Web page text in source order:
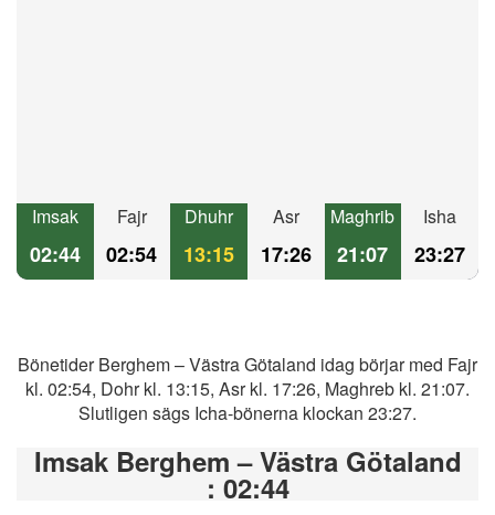
Imsak
02:44
Fajr
02:54
Dhuhr
13:15
Asr
17:26
Maghrib
21:07
Isha
23:27
Bönetider Berghem – Västra Götaland idag börjar med Fajr
kl. 02:54, Dohr kl. 13:15, Asr kl. 17:26, Maghreb kl. 21:07.
Slutligen sägs Icha-bönerna klockan 23:27.
Imsak Berghem – Västra Götaland
: 02:44